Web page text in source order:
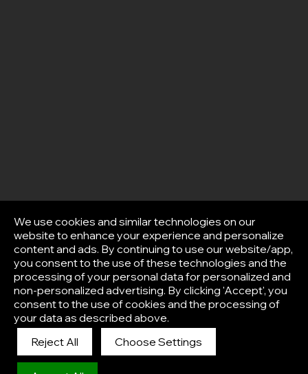
We use cookies and similar technologies on our
website to enhance your experience and personalize
content and ads. By continuing to use our website/app,
you consent to the use of these technologies and the
processing of your personal data for personalized and
non-personalized advertising. By clicking 'Accept', you
consent to the use of cookies and the processing of
your data as described above.
Reject All
Choose Settings